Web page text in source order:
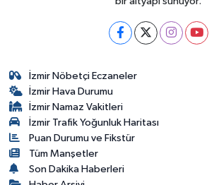
İzmir Nöbetçi Eczaneler
İzmir Hava Durumu
İzmir Namaz Vakitleri
İzmir Trafik Yoğunluk Haritası
Puan Durumu ve Fikstür
Tüm Manşetler
Son Dakika Haberleri